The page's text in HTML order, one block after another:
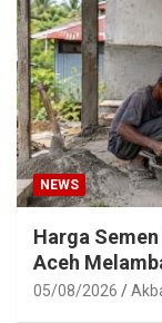
NEWS
Harga
Aceh
05/08/2026